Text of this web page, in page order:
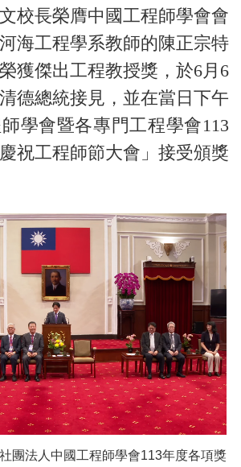
校長榮膺中國工程師學會會
海工程學系教師的陳正宗特
獲傑出工程教授獎，於6月6
德總統接見，並在當日下午
學會暨各專門工程學會113
祝工程師節大會」接受頒獎
團法人中國工程師學會113年度各項獎